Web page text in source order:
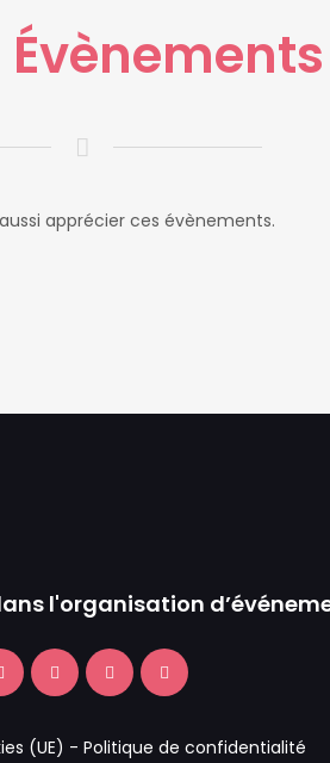
Évènements
apprécier ces évènements.
l'organisation
(UE) - Politique de confidentialité